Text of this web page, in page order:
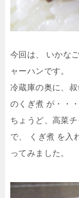
今回は、 いかな
ャーハンです。
冷蔵庫の奥に、
のくぎ煮 が・・・
ちょうど、高菜
で、 くぎ煮 を入
ってみました。